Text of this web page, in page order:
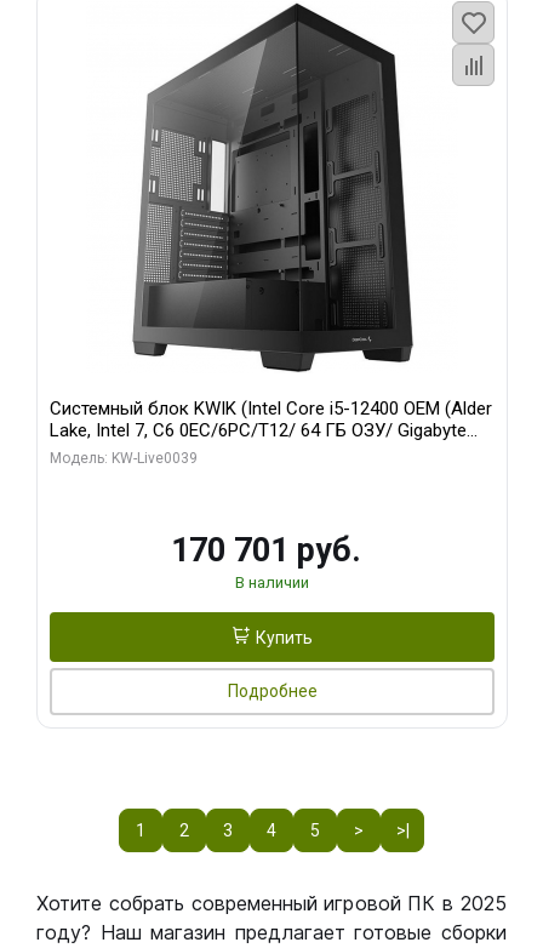
Системный блок KWIK (Intel Core i5-12400 OEM (Alder
Lake, Intel 7, C6 0EC/6PC/T12/ 64 ГБ ОЗУ/ Gigabyte
RX6500XT EAGLE 4G GDDR6 64bit HDMI DP 31055/ 512
Модель: KW-Live0039
170 701 руб.
В наличии
Купить
Подробнее
1 2 3 4 5 > >|
Хотите собрать современный игровой ПК в 2025
году? Наш магазин предлагает готовые сборки